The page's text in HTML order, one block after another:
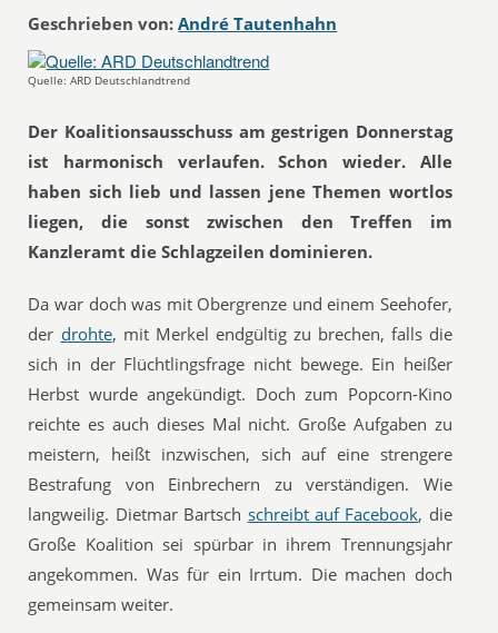
Geschrieben von: André Tautenhahn
Quelle: ARD Deutschlandtrend
Der Koalitionsausschuss am gestrigen Donnerstag
ist harmonisch verlaufen. Schon wieder. Alle
haben sich lieb und lassen jene Themen wortlos
liegen, die sonst zwischen den Treffen im
Kanzleramt die Schlagzeilen dominieren.
Da war doch was mit Obergrenze und einem Seehofer,
der drohte, mit Merkel endgültig zu brechen, falls die
sich in der Flüchtlingsfrage nicht bewege. Ein heißer
Herbst wurde angekündigt. Doch zum Popcorn-Kino
reichte es auch dieses Mal nicht. Große Aufgaben zu
meistern, heißt inzwischen, sich auf eine strengere
Bestrafung von Einbrechern zu verständigen. Wie
langweilig. Dietmar Bartsch schreibt auf Facebook, die
Große Koalition sei spürbar in ihrem Trennungsjahr
angekommen. Was für ein Irrtum. Die machen doch
gemeinsam weiter.